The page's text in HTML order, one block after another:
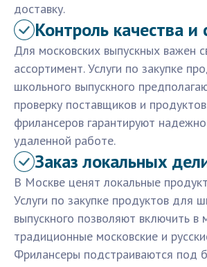
доставку.
Контроль качества и
Для московских выпускных важен
ассортимент. Услуги по закупке
школьного выпускного
проверку поставщиков и
фрилансеров гарантируют
удаленной работе.
Заказ локальных
В Москве ценят локальные
Услуги по закупке продуктов для
выпускного позволяют включить в
традиционные московские и
Фрилансеры подстраиваются под